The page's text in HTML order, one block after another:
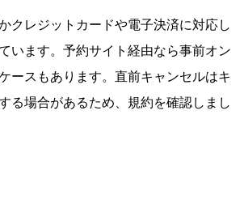
クレジットカードや電子決済に対応し
います。予約サイト経由なら事前オン
ースもあります。直前キャンセルはキ
る場合があるため、規約を確認しまし